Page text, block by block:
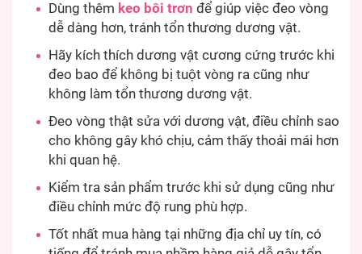
Dùng thêm keo bôi trơn để giúp việc đeo vòng
dễ dàng hơn, tránh tổn thương dương vật.
Hãy kích thích dương vật cương cứng trước khi
đeo bao để không bị tuột vòng ra cũng như
không làm tổn thương dương vật.
Đeo vòng thật sửa với dương vật, điều chỉnh sao
cho không gây khó chịu, cảm thấy thoải mái hơn
khi quan hệ.
Kiểm tra sản phẩm trước khi sử dụng cũng như
điều chỉnh mức độ rung phù hợp.
Tốt nhất mua hàng tại những địa chỉ uy tín, có